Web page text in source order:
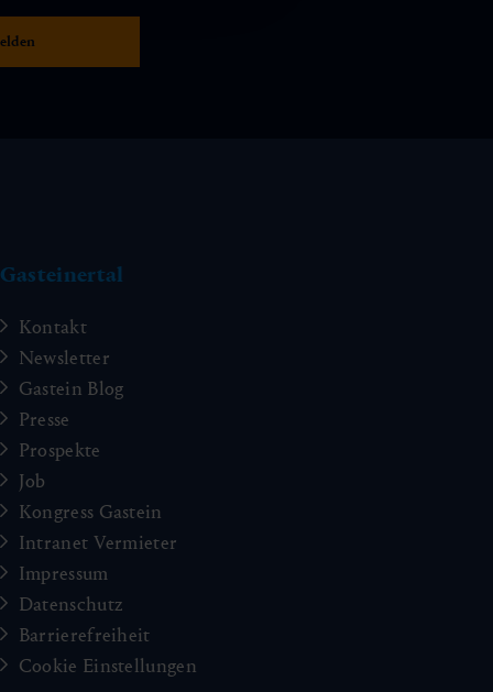
Gasteinertal
Kontakt
Newsletter
Gastein Blog
Presse
Prospekte
Job
Kongress Gastein
Intranet Vermieter
Impressum
Datenschutz
Barrierefreiheit
Cookie Einstellungen